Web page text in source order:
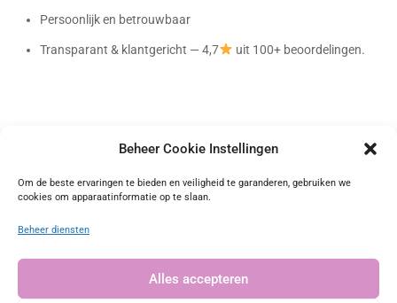
Beheer Cookie Instellingen
Om de beste ervaringen te bieden en veiligheid te garanderen, gebruiken we
cookies om apparaatinformatie op te slaan.
Beheer diensten
Alles accepteren
Persoonlijk en betrouwbaar
Transparant & klantgericht — 4,7 uit 100+ beoordelingen.
Bag-again
4.72 waardering